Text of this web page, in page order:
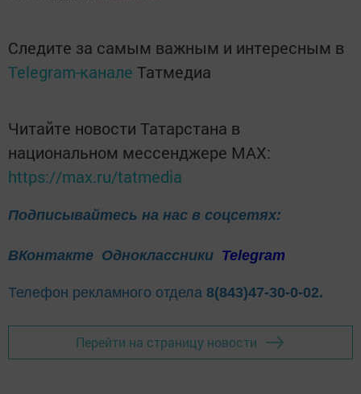
Следите за самым важным и интересным в
Telegram-канале Татмедиа
Читайте новости Татарстана в
национальном мессенджере MАХ:
https://max.ru/tatmedia
Подписывайтесь на нас в соцсетях:
ВКонтакте Одноклассники Telegram
Телефон рекламного отдела 8(843)47-30-0-02.
Перейти на страницу новости